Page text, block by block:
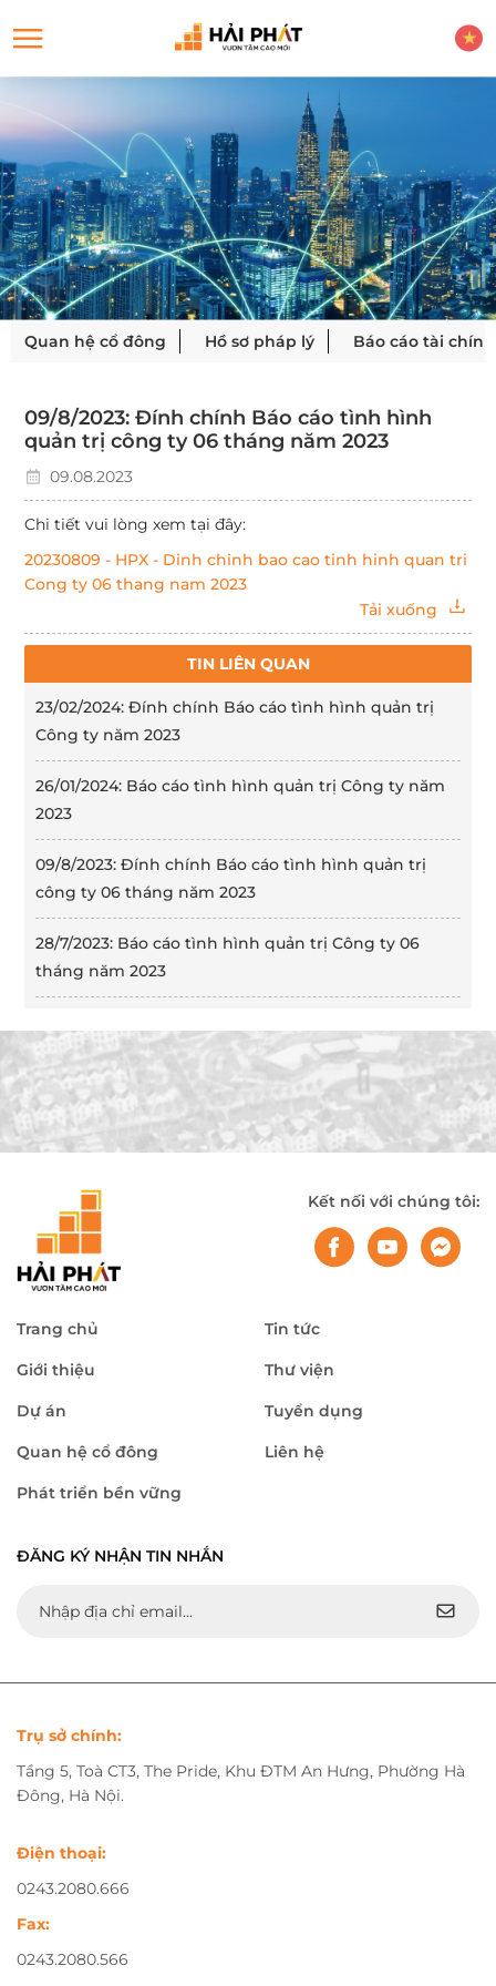
Quan hệ cổ đông Hồ sơ pháp lý Báo cáo tài chính
09/8/2023: Đính chính Báo cáo tình hình
quản trị công ty 06 tháng năm 2023
09.08.2023
Chi tiết vui lòng xem tại đây:
20230809 - HPX - Dinh chinh bao cao tinh hinh quan tri
Cong ty 06 thang nam 2023
Tải xuống
TIN LIÊN QUAN
23/02/2024: Đính chính Báo cáo tình hình quản trị
Công ty năm 2023
26/01/2024: Báo cáo tình hình quản trị Công ty năm
2023
09/8/2023: Đính chính Báo cáo tình hình quản trị
công ty 06 tháng năm 2023
28/7/2023: Báo cáo tình hình quản trị Công ty 06
tháng năm 2023
Kết nối với chúng tôi:
Trang chủ
Giới thiệu
Dự án
Quan hệ cổ đông
Phát triển bền vững
Tin tức
Thư viện
Tuyển dụng
Liên hệ
ĐĂNG KÝ NHẬN TIN NHẮN
Trụ sở chính:
Tầng 5, Toà CT3, The Pride, Khu ĐTM An Hưng, Phường Hà
Đông, Hà Nội.
Điện thoại:
0243.2080.666
Fax:
0243.2080.566